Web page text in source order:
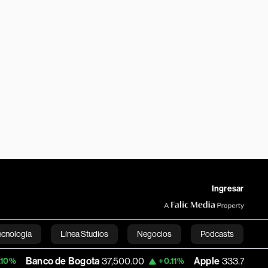
Ingresar
Línea Studios Negocios Podcasts
English
de Bogota 37,500.00 +0.11% Apple 333.75 -1.29%